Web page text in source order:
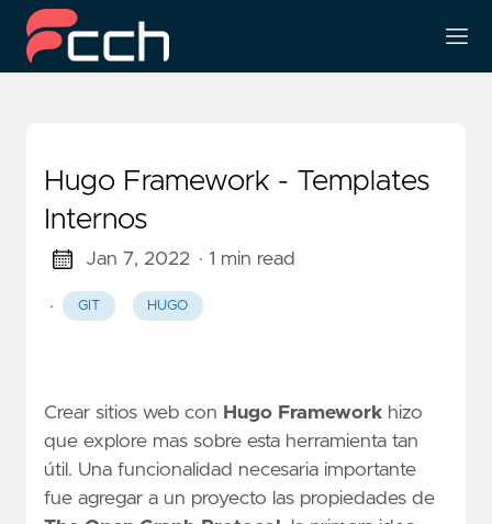
Hugo Framework - Templates
Internos
Jan 7, 2022 · 1 min read
· GIT HUGO
Crear sitios web con Hugo Framework hizo
que explore mas sobre esta herramienta tan
útil. Una funcionalidad necesaria importante
fue agregar a un proyecto las propiedades de